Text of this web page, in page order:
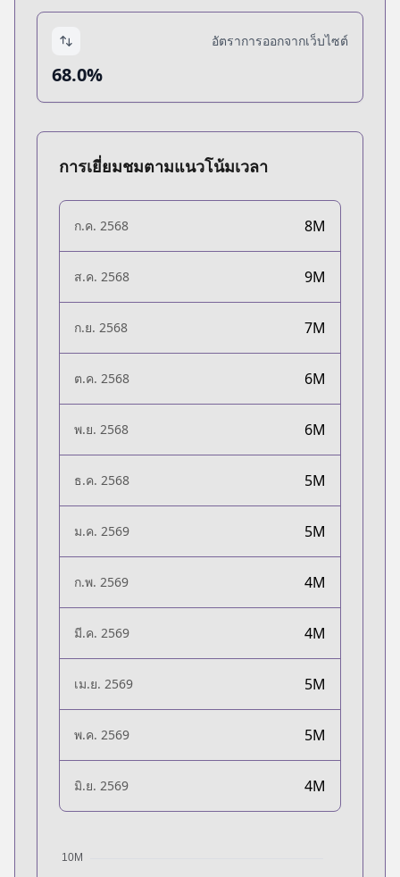
อัตราการออกจากเว็บไซต์
68.0%
การเยี่ยมชมตามแนวโน้มเวลา
ก.ค. 2568 8M
ส.ค. 2568 9M
ก.ย. 2568 7M
ต.ค. 2568 6M
พ.ย. 2568 6M
ธ.ค. 2568 5M
ม.ค. 2569 5M
ก.พ. 2569 4M
มี.ค. 2569 4M
เม.ย. 2569 5M
พ.ค. 2569 5M
มิ.ย. 2569 4M